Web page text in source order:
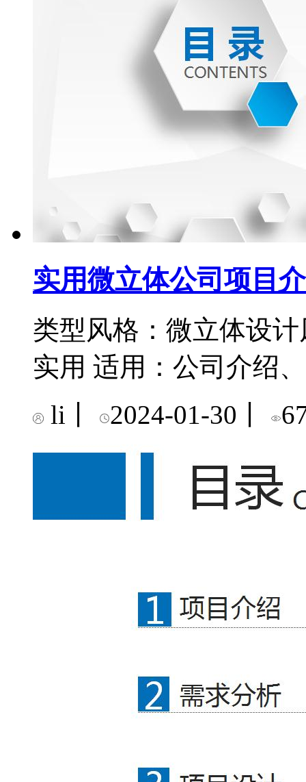
实用微立体公司项目
类型风格：微立体设
实用 适用：公司介绍
li
2024-01-30